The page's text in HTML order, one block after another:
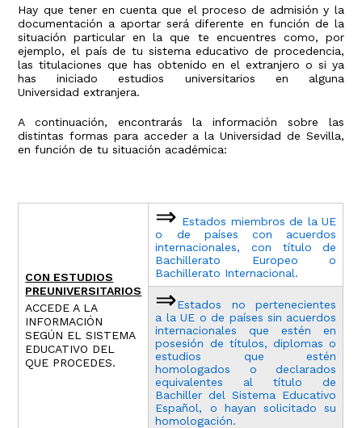
Hay que tener en cuenta que el proceso de admisión y la
documentación a aportar será diferente en función de la
situación particular en la que te encuentres como, por
ejemplo, el país de tu sistema educativo de procedencia,
las titulaciones que has obtenido en el extranjero o si ya
has iniciado estudios universitarios en alguna
Universidad extranjera.
A continuación, encontrarás la información sobre las
distintas formas para acceder a la Universidad de Sevilla,
en función de tu situación académica:
CON ESTUDIOS
PREUNIVERSITARIOS
ACCEDE A LA
INFORMACIÓN
SEGÚN EL SISTEMA
EDUCATIVO DEL
QUE PROCEDES.
⇒ Estados miembros de la UE
o de países con acuerdos
internacionales, con título de
Bachillerato Europeo o
Bachillerato Internacional.
⇒Estados no pertenecientes
a la UE o de países sin acuerdos
internacionales que estén en
posesión de títulos, diplomas o
estudios que estén
homologados o declarados
equivalentes al título de
Bachiller del Sistema Educativo
Español, o hayan solicitado su
homologación.